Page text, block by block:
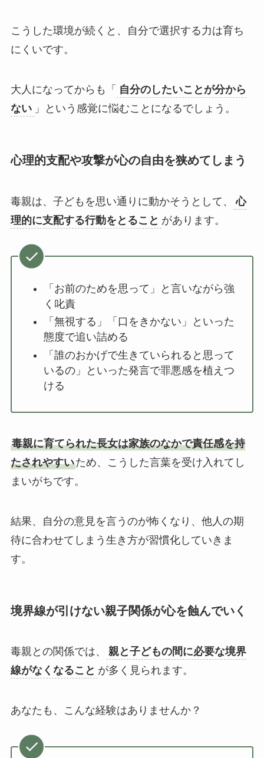
こうした環境が続くと、自分で選択する力は育ち
にくいです。
大人になってからも「 自分のしたいことが分から
ない 」という感覚に悩むことになるでしょう。
心理的支配や攻撃が心の自由を狭めてしまう
毒親は、子どもを思い通りに動かそうとして、
心
理的に支配する行動をとること があります。
「お前のためを思って」と言いながら強
く叱責
「無視する」「口をきかない」といった
態度で追い詰める
「誰のおかげで生きていられると思って
いるの」といった発言で罪悪感を植えつ
ける
毒親に育てられた長女は家族のなかで責任感を持
たされやすいため、こうした言葉を受け入れてし
まいがちです。
結果、自分の意見を言うのが怖くなり、他人の期
待に合わせてしまう生き方が習慣化していきま
す。
境界線が引けない親子関係が心を蝕んでいく
毒親との関係では、
親と子どもの間に必要な境界
線がなくなること が多く見られます。
あなたも、こんな経験はありませんか？